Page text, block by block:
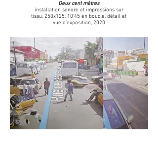
Deux cent mètres
installation sonore et impressions sur
tissu, 250x125, 10’45 en boucle, détail et
vue d’exposition, 2020